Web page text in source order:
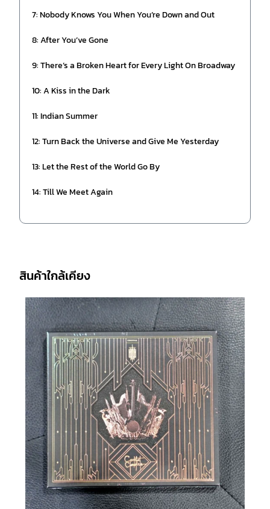
7: Nobody Knows You When You’re Down and Out
8: After You’ve Gone
9: There’s a Broken Heart for Every Light On Broadway
10: A Kiss in the Dark
11: Indian Summer
12: Turn Back the Universe and Give Me Yesterday
13: Let the Rest of the World Go By
14: Till We Meet Again
สินค้าใกล้เคียง